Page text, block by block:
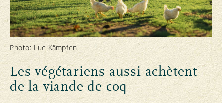
Photo: Luc Kämpfen
Les végétariens aussi achètent
de la viande de coq